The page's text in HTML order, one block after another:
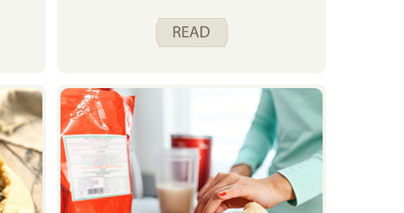
Spend Smart. تناول الطعام بذكاء. ويقدم
فطورا أو وجبة خفيفة رائعة.